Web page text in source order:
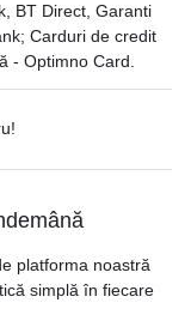
BT Direct, Garanti
Carduri de credit
- Optimno Card.
platforma noastră
simplă în fiecare